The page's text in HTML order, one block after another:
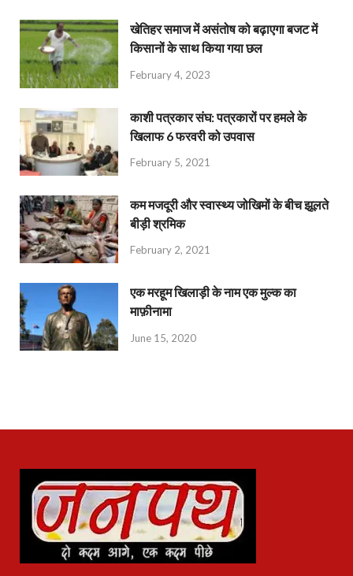
खेतिहर समाज में असंतोष को बढ़ाएगा बजट में
किसानों के साथ किया गया छल
February 4, 2023
काशी पत्रकार संघ: पत्रकारों पर हमले के
खिलाफ 6 फरवरी को उपवास
February 5, 2021
कम मजदूरी और स्वास्थ्य जोखिमों के बीच झूलते
बीड़ी श्रमिक
February 2, 2021
एक मरहूम खिलाड़ी के नाम एक मुल्क का
माफ़ीनामा
June 15, 2020